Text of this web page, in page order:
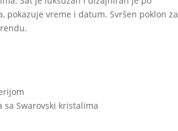
pokazuje vreme i datum. Svršen poklon za
sa Swarovski kristalima